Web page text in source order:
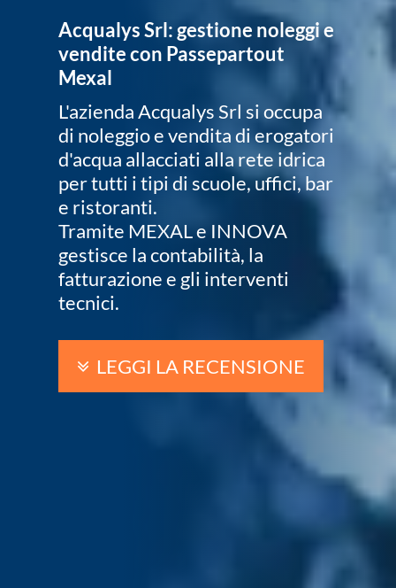
Acqualys Srl: gestione noleggi e
vendite con Passepartout
Mexal
L'azienda Acqualys Srl si occupa
di noleggio e vendita di erogatori
d'acqua allacciati alla rete idrica
per tutti i tipi di scuole, uffici, bar
e ristoranti.
Tramite MEXAL e INNOVA
gestisce la contabilità, la
fatturazione e gli interventi
tecnici.
LEGGI LA RECENSIONE